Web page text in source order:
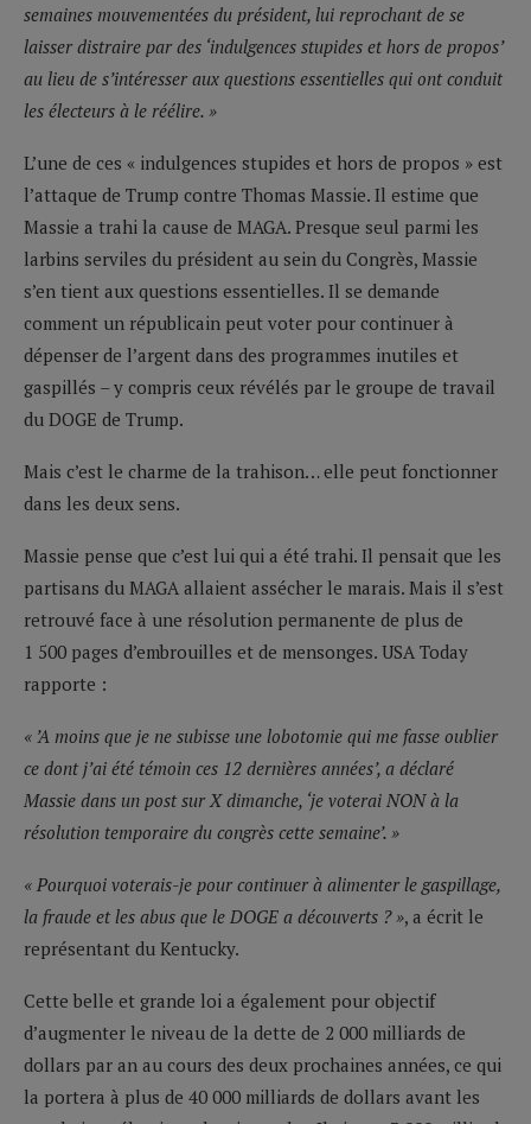
semaines mouvementées du président, lui reprochant de se
laisser distraire par des ‘indulgences stupides et hors de propos’
au lieu de s’intéresser aux questions essentielles qui ont conduit
les électeurs à le réélire. »
L’une de ces « indulgences stupides et hors de propos » est
l’attaque de Trump contre Thomas Massie. Il estime que
Massie a trahi la cause de MAGA. Presque seul parmi les
larbins serviles du président au sein du Congrès, Massie
s’en tient aux questions essentielles. Il se demande
comment un républicain peut voter pour continuer à
dépenser de l’argent dans des programmes inutiles et
gaspillés – y compris ceux révélés par le groupe de travail
du DOGE de Trump.
Mais c’est le charme de la trahison… elle peut fonctionner
dans les deux sens.
Massie pense que c’est lui qui a été trahi. Il pensait que les
partisans du MAGA allaient assécher le marais. Mais il s’est
retrouvé face à une résolution permanente de plus de
1 500 pages d’embrouilles et de mensonges. USA Today
rapporte :
« ’A moins que je ne subisse une lobotomie qui me fasse oublier
ce dont j’ai été témoin ces 12 dernières années’, a déclaré
Massie dans un post sur X dimanche, ‘je voterai NON à la
résolution temporaire du congrès cette semaine’. »
« Pourquoi voterais-je pour continuer à alimenter le gaspillage,
la fraude et les abus que le DOGE a découverts ? », a écrit le
représentant du Kentucky.
Cette belle et grande loi a également pour objectif
d’augmenter le niveau de la dette de 2 000 milliards de
dollars par an au cours des deux prochaines années, ce qui
la portera à plus de 40 000 milliards de dollars avant les